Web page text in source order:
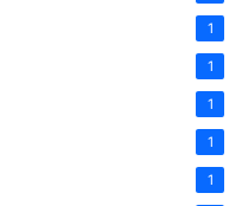
1
1
1
1
1